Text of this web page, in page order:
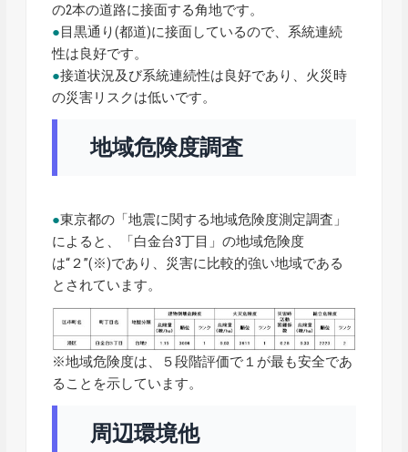
の2本の道路に接面する角地です。
●目黒通り(都道)に接面しているので、系統連続
性は良好です。
●接道状況及び系統連続性は良好であり、火災時
の災害リスクは低いです。
地域危険度調査
●東京都の「地震に関する地域危険度測定調査」
によると、「白金台3丁目」の地域危険度
は“２”(※)であり、災害に比較的強い地域である
とされています。
※地域危険度は、５段階評価で１が最も安全であ
ることを示しています。
周辺環境他